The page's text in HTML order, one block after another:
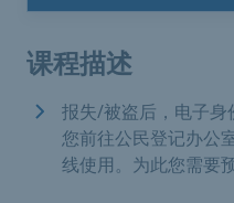
课程描述
报失/被盗后，电子身
您前往公民登记办公
线使用。为此您需要预